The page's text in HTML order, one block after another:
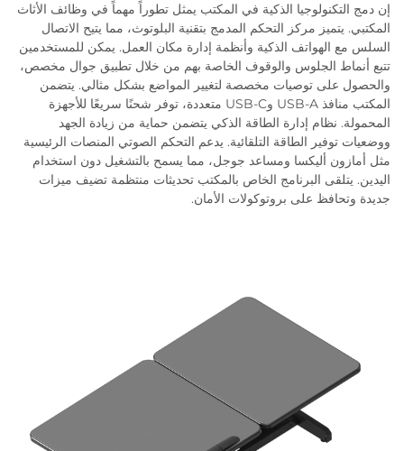
إن دمج التكنولوجيا الذكية في المكتب يمثل تطوراً مهماً في وظائف الأثاث
المكتبي. يتميز مركز التحكم المدمج بتقنية البلوتوث، مما يتيح الاتصال
السلس مع الهواتف الذكية وأنظمة إدارة مكان العمل. يمكن للمستخدمين
تتبع أنماط الجلوس والوقوف الخاصة بهم من خلال تطبيق جوال مخصص،
والحصول على توصيات مخصصة لتغيير المواضع بشكل مثالي. يتضمن
المكتب منافذ USB-A وUSB-C متعددة، توفر شحنًا سريعًا للأجهزة
المحمولة. نظام إدارة الطاقة الذكي يتضمن حماية من زيادة الجهد
ووضعيات توفير الطاقة التلقائية. يدعم التحكم الصوتي المنصات الرئيسية
مثل أمازون أليكسا ومساعد جوجل، مما يسمح بالتشغيل دون استخدام
اليدين. يتلقى البرنامج الخاص بالمكتب تحديثات منتظمة تضيف ميزات
جديدة وتحافظ على بروتوكولات الأمان.